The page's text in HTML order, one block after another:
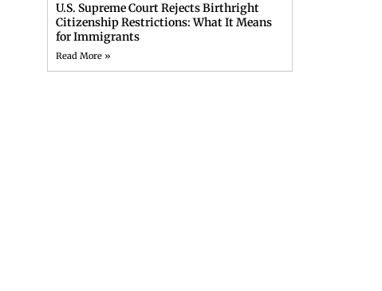
U.S. Supreme Court Rejects Birthright
Citizenship Restrictions: What It Means
for Immigrants
Read More »